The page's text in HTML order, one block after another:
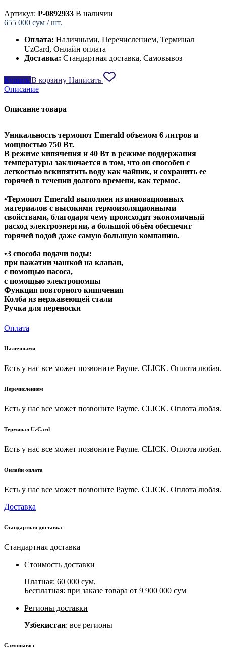
Артикул: P-0892933 В наличии
655 000 сум / шт.
Оплата: Наличными, Перечислением, Терминал
UzCard, Онлайн оплата
Доставка: Стандартная доставка, Самовывоз
Купить В корзину Написать
Описание
Описание товара
Уникальность термопот Emerald объемом 6 литров и
мощностью 750 Вт.
В режиме кипячения и 40 Вт в режиме поддержания
температуры заключается в том, что он способен с
легкостью вскипятить воду как чайник, и сохранить ее
горячей в течении долгого времени, как термос.
•Термопот Emerald выполнен из инновационных
материалов с высокими термоизоляционными
свойствами, благодаря чему происходит экономичный
расход электроэнергии, а большой объём обеспечит
горячей водой даже самую большую компанию.
•3 способа подачи воды:
при нажатии чашкой на клапан,
с помощью насоса,
с помощью электропомпы
Функция повторного кипячения
Колба из нержавеющей стали
Ручка для переноски
Оплата
Наличными
Есть у нас все может позвоните Payme. CLICK. Оплота любая.
Перечислением
Есть у нас все может позвоните Payme. CLICK. Оплота любая.
Терминал UzCard
Есть у нас все может позвоните Payme. CLICK. Оплота любая.
Онлайн оплата
Есть у нас все может позвоните Payme. CLICK. Оплота любая.
Доставка
Стандартная доставка
Стандартная доставка
Стоимость доставки
Платная: 60 000 сум,
Бесплатная: при заказе товара от 9 900 000 сум
Регионы доставки
Узбекистан: все регионы
Самовывоз